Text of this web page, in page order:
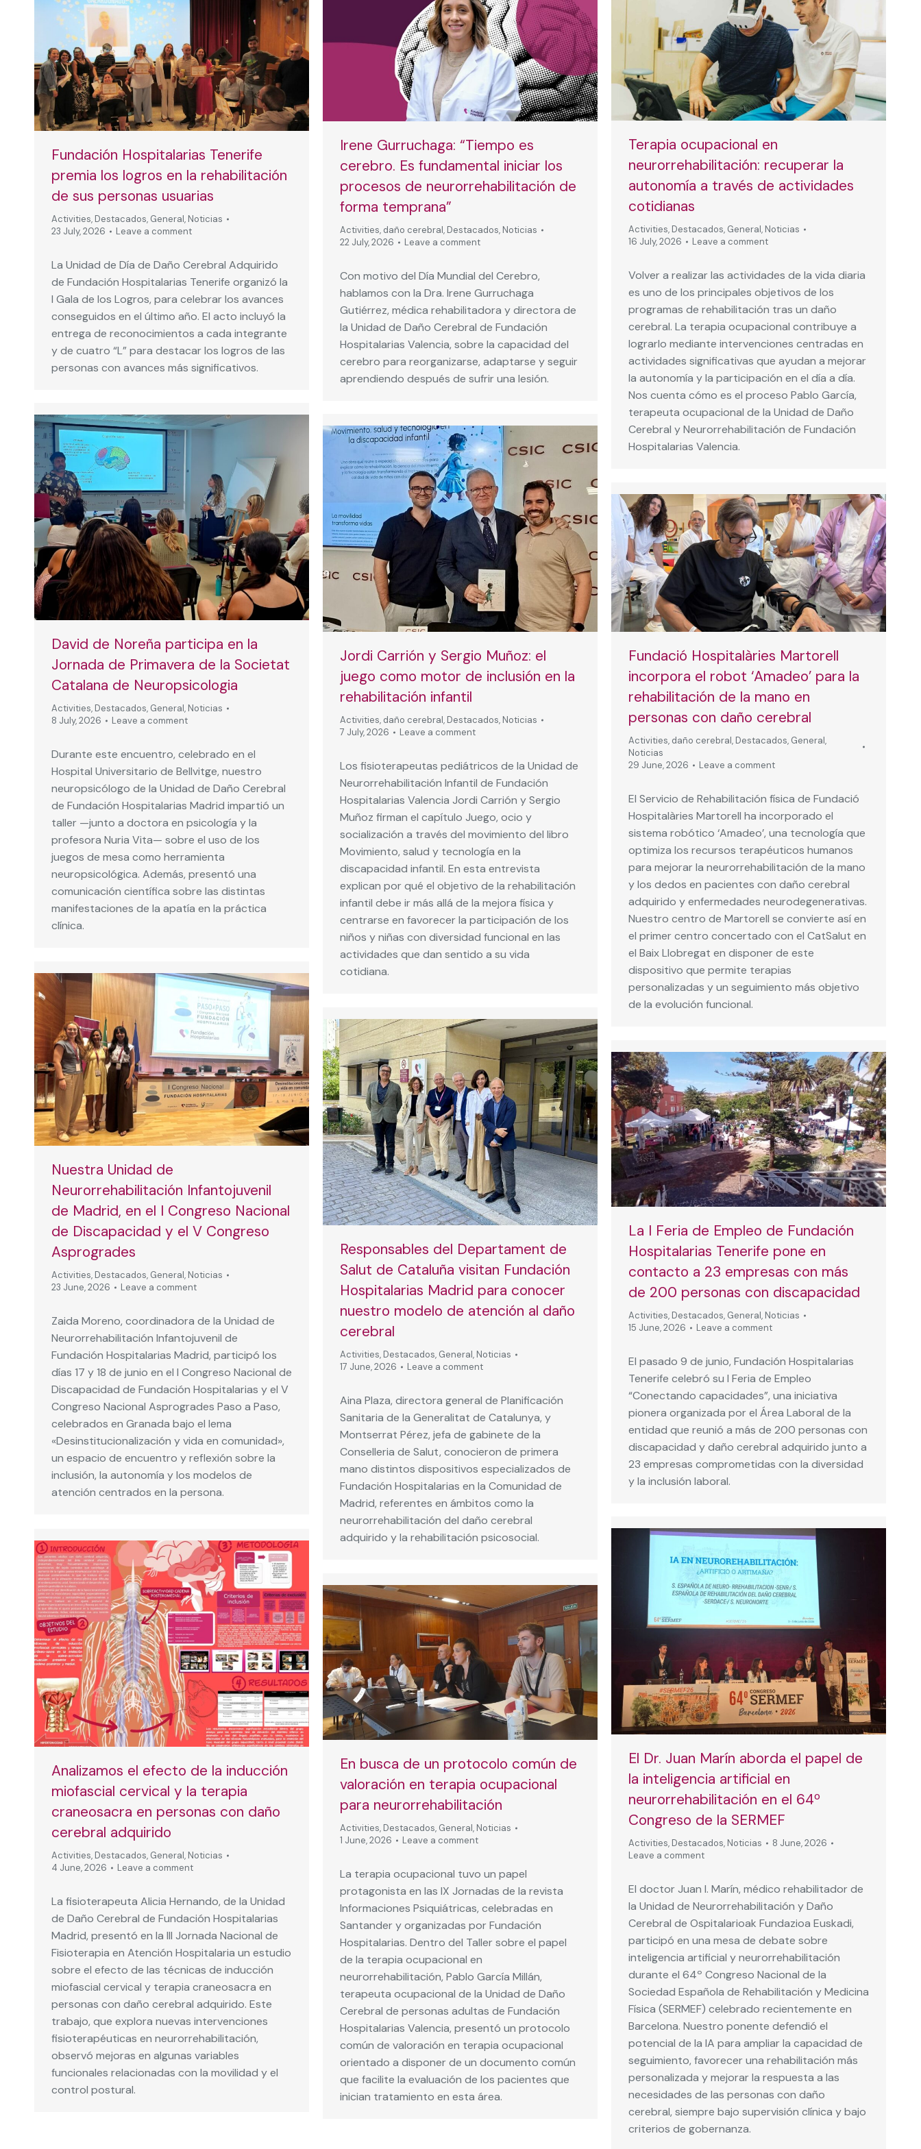
Fundación Hospitalarias Tenerife
premia los logros en la rehabilitación
de sus personas usuarias
Activities, Destacados, General, Noticias
23 July, 2026
Leave a comment
La Unidad de Día de Daño Cerebral Adquirido
de Fundación Hospitalarias Tenerife organizó la
I Gala de los Logros, para celebrar los avances
conseguidos en el último año. El acto incluyó la
entrega de reconocimientos a cada integrante
y de cuatro “L” para destacar los logros de las
personas con avances más significativos.
Irene Gurruchaga: “Tiempo es
cerebro. Es fundamental iniciar los
procesos de neurorrehabilitación de
forma temprana”
Activities, daño cerebral, Destacados, Noticias
22 July, 2026
Leave a comment
Con motivo del Día Mundial del Cerebro,
hablamos con la Dra. Irene Gurruchaga
Gutiérrez, médica rehabilitadora y directora de
la Unidad de Daño Cerebral de Fundación
Hospitalarias Valencia, sobre la capacidad del
cerebro para reorganizarse, adaptarse y seguir
aprendiendo después de sufrir una lesión.
Terapia ocupacional en
neurorrehabilitación: recuperar la
autonomía a través de actividades
cotidianas
Activities, Destacados, General, Noticias
16 July, 2026
Leave a comment
Volver a realizar las actividades de la vida diaria
es uno de los principales objetivos de los
programas de rehabilitación tras un daño
cerebral. La terapia ocupacional contribuye a
lograrlo mediante intervenciones centradas en
actividades significativas que ayudan a mejorar
la autonomía y la participación en el día a día.
Nos cuenta cómo es el proceso Pablo García,
terapeuta ocupacional de la Unidad de Daño
Cerebral y Neurorrehabilitación de Fundación
Hospitalarias Valencia.
David de Noreña participa en la
Jornada de Primavera de la Societat
Catalana de Neuropsicologia
Activities, Destacados, General, Noticias
8 July, 2026
Leave a comment
Durante este encuentro, celebrado en el
Hospital Universitario de Bellvitge, nuestro
neuropsicólogo de la Unidad de Daño Cerebral
de Fundación Hospitalarias Madrid impartió un
taller —junto a doctora en psicología y la
profesora Nuria Vita— sobre el uso de los
juegos de mesa como herramienta
neuropsicológica. Además, presentó una
comunicación científica sobre las distintas
manifestaciones de la apatía en la práctica
clínica.
Jordi Carrión y Sergio Muñoz: el
juego como motor de inclusión en la
rehabilitación infantil
Activities, daño cerebral, Destacados, Noticias
7 July, 2026
Leave a comment
Los fisioterapeutas pediátricos de la Unidad de
Neurorrehabilitación Infantil de Fundación
Hospitalarias Valencia Jordi Carrión y Sergio
Muñoz firman el capítulo Juego, ocio y
socialización a través del movimiento del libro
Movimiento, salud y tecnología en la
discapacidad infantil. En esta entrevista
explican por qué el objetivo de la rehabilitación
infantil debe ir más allá de la mejora física y
centrarse en favorecer la participación de los
niños y niñas con diversidad funcional en las
actividades que dan sentido a su vida
cotidiana.
Fundació Hospitalàries Martorell
incorpora el robot ‘Amadeo’ para la
rehabilitación de la mano en
personas con daño cerebral
Activities, daño cerebral, Destacados, General,
Noticias
29 June, 2026
Leave a comment
El Servicio de Rehabilitación física de Fundació
Hospitalàries Martorell ha incorporado el
sistema robótico ‘Amadeo’, una tecnología que
optimiza los recursos terapéuticos humanos
para mejorar la neurorrehabilitación de la mano
y los dedos en pacientes con daño cerebral
adquirido y enfermedades neurodegenerativas.
Nuestro centro de Martorell se convierte así en
el primer centro concertado con el CatSalut en
el Baix Llobregat en disponer de este
dispositivo que permite terapias
personalizadas y un seguimiento más objetivo
de la evolución funcional.
Nuestra Unidad de
Neurorrehabilitación Infantojuvenil
de Madrid, en el I Congreso Nacional
de Discapacidad y el V Congreso
Asprogrades
Activities, Destacados, General, Noticias
23 June, 2026
Leave a comment
Zaida Moreno, coordinadora de la Unidad de
Neurorrehabilitación Infantojuvenil de
Fundación Hospitalarias Madrid, participó los
días 17 y 18 de junio en el I Congreso Nacional de
Discapacidad de Fundación Hospitalarias y el V
Congreso Nacional Asprogrades Paso a Paso,
celebrados en Granada bajo el lema
«Desinstitucionalización y vida en comunidad»,
un espacio de encuentro y reflexión sobre la
inclusión, la autonomía y los modelos de
atención centrados en la persona.
Responsables del Departament de
Salut de Cataluña visitan Fundación
Hospitalarias Madrid para conocer
nuestro modelo de atención al daño
cerebral
Activities, Destacados, General, Noticias
17 June, 2026
Leave a comment
Aina Plaza, directora general de Planificación
Sanitaria de la Generalitat de Catalunya, y
Montserrat Pérez, jefa de gabinete de la
Conselleria de Salut, conocieron de primera
mano distintos dispositivos especializados de
Fundación Hospitalarias en la Comunidad de
Madrid, referentes en ámbitos como la
neurorrehabilitación del daño cerebral
adquirido y la rehabilitación psicosocial.
La I Feria de Empleo de Fundación
Hospitalarias Tenerife pone en
contacto a 23 empresas con más
de 200 personas con discapacidad
Activities, Destacados, General, Noticias
15 June, 2026
Leave a comment
El pasado 9 de junio, Fundación Hospitalarias
Tenerife celebró su I Feria de Empleo
“Conectando capacidades”, una iniciativa
pionera organizada por el Área Laboral de la
entidad que reunió a más de 200 personas con
discapacidad y daño cerebral adquirido junto a
23 empresas comprometidas con la diversidad
y la inclusión laboral.
El Dr. Juan Marín aborda el papel de
la inteligencia artificial en
neurorrehabilitación en el 64º
Congreso de la SERMEF
Activities, Destacados, Noticias
8 June, 2026
Leave a comment
El doctor Juan I. Marín, médico rehabilitador de
la Unidad de Neurorrehabilitación y Daño
Cerebral de Ospitalarioak Fundazioa Euskadi,
participó en una mesa de debate sobre
inteligencia artificial y neurorrehabilitación
durante el 64º Congreso Nacional de la
Sociedad Española de Rehabilitación y Medicina
Física (SERMEF) celebrado recientemente en
Barcelona. Nuestro ponente defendió el
potencial de la IA para ampliar la capacidad de
seguimiento, favorecer una rehabilitación más
personalizada y mejorar la respuesta a las
necesidades de las personas con daño
cerebral, siempre bajo supervisión clínica y bajo
criterios de gobernanza.
Analizamos el efecto de la inducción
miofascial cervical y la terapia
craneosacra en personas con daño
cerebral adquirido
Activities, Destacados, General, Noticias
4 June, 2026
Leave a comment
La fisioterapeuta Alicia Hernando, de la Unidad
de Daño Cerebral de Fundación Hospitalarias
Madrid, presentó en la III Jornada Nacional de
Fisioterapia en Atención Hospitalaria un estudio
sobre el efecto de las técnicas de inducción
miofascial cervical y terapia craneosacra en
personas con daño cerebral adquirido. Este
trabajo, que explora nuevas intervenciones
fisioterapéuticas en neurorrehabilitación,
observó mejoras en algunas variables
funcionales relacionadas con la movilidad y el
control postural.
En busca de un protocolo común de
valoración en terapia ocupacional
para neurorrehabilitación
Activities, Destacados, General, Noticias
1 June, 2026
Leave a comment
La terapia ocupacional tuvo un papel
protagonista en las IX Jornadas de la revista
Informaciones Psiquiátricas, celebradas en
Santander y organizadas por Fundación
Hospitalarias. Dentro del Taller sobre el papel
de la terapia ocupacional en
neurorrehabilitación, Pablo García Millán,
terapeuta ocupacional de la Unidad de Daño
Cerebral de personas adultas de Fundación
Hospitalarias Valencia, presentó un protocolo
común de valoración en terapia ocupacional
orientado a disponer de un documento común
que facilite la evaluación de los pacientes que
inician tratamiento en esta área.